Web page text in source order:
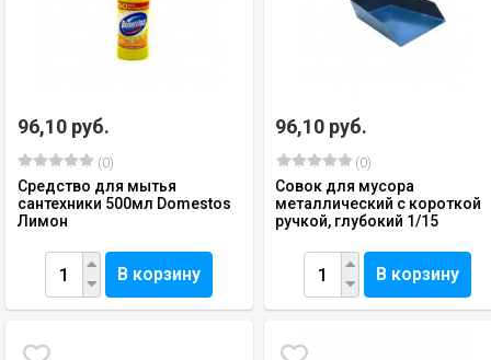
96,10 руб.
(0)
Средство для мытья
сантехники 500мл Domestos
Лимон
В корзину
96,10 руб.
(0)
Совок для мусора
металлический с короткой
ручкой, глубокий 1/15
В корзину